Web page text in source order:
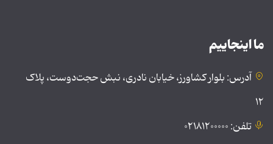
ما اینجاییم
آدرس: بلوار کشاورز، خیابان نادری، نبش حجت‌دوست، پلاک
۱۲
تلفن: ۰۲۱۸۱۲۰۰۰۰۰